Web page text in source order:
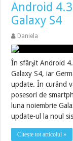
Android
Galaxy S4
Daniela
În sfârşit Android
Galaxy S4, iar
update. În curând
posesori de
luna noiembrie
update-ul la noul
Citește tot articolul »